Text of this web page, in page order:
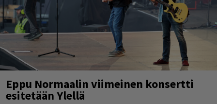
Eppu Normaalin viimeinen konsertti
esitetään Ylellä